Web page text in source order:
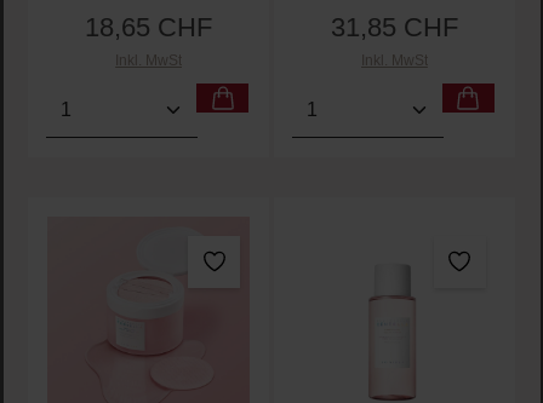
Regulärer Preis:
18,65 CHF
Inkl. MwSt
Produkt Anzahl: Gib den gewünschten Wert ein
Regulärer Preis:
31,85 CHF
Inkl. MwSt
Produkt Anzahl: Gib